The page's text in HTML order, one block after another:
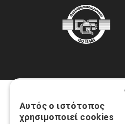
Αυτός ο ιστότοπος
χρησιμοποιεί cookies